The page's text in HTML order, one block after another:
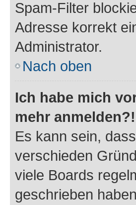
Spam-Filter
Adresse korrekt
Administrator.
Nach oben
Ich habe mich
mehr anmelden?!
Es kann sein,
verschieden
viele Boards
geschrieben